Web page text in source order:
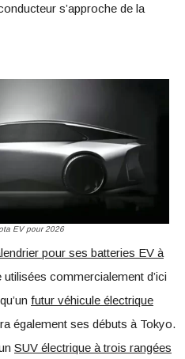
s’approche de la
EV pour 2026
pour ses batteries EV à
utilisées commercialement d’ici
futur véhicule électrique
également ses débuts à Tokyo.
SUV électrique à trois rangées